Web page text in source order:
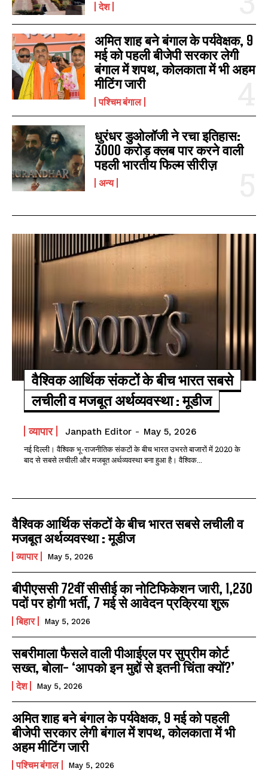
देश
अमित शाह बने बंगाल के पर्यवेक्षक, 9
मई को पहली बीजेपी सरकार लेगी
बंगाल में शपथ, कोलकाता में भी अहम
मीटिंग जारी
पश्चिम बंगाल
धुरंधर डुओलॉजी ने रचा इतिहास:
3000 करोड़ क्लब पार करने वाली
पहली भारतीय फिल्म सीरीज़
अन्य
वैश्विक आर्थिक संकटों के बीच भारत सबसे
लचीली व मजबूत अर्थव्यवस्था : मूडीज
व्यापार Janpath Editor - May 5, 2026
नई दिल्ली। वैश्विक भू-राजनीतिक संकटों के बीच भारत उभरते बाजारों में 2020 के
बाद से सबसे लचीली और मजबूत अर्थव्यवस्था बना हुआ है। वैश्विक...
वैश्विक आर्थिक संकटों के बीच भारत सबसे लचीली व
मजबूत अर्थव्यवस्था : मूडीज
व्यापार May 5, 2026
बीपीएससी 72वीं सीसीई का नोटिफिकेशन जारी, 1,230
पदों पर होगी भर्ती, 7 मई से आवेदन प्रक्रिया शुरू
बिहार May 5, 2026
सबरीमाला फैसले वाली पीआईएल पर सुप्रीम कोर्ट
सख्त, बोला- ‘आपको इन मुद्दों से इतनी चिंता क्यों?’
देश May 5, 2026
अमित शाह बने बंगाल के पर्यवेक्षक, 9 मई को पहली
बीजेपी सरकार लेगी बंगाल में शपथ, कोलकाता में भी
अहम मीटिंग जारी
पश्चिम बंगाल May 5, 2026